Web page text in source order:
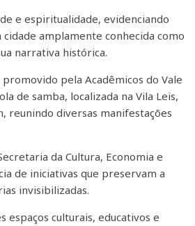
e espiritualidade, evidenciando
amplamente conhecida como
narrativa histórica.
pela Acadêmicos do Vale
de samba, localizada na Vila Leis,
reunindo diversas manifestações
da Cultura, Economia e
de iniciativas que preservam a
invisibilizadas.
culturais, educativos e